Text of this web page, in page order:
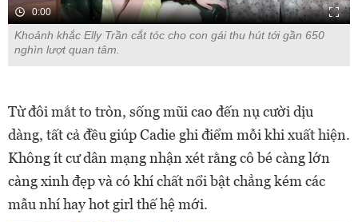
0:00
Khoảnh khắc Elly Trần cắt tóc cho con gái thu hút tới gần 650
nghìn lượt quan tâm.
Từ đôi mắt to tròn, sống mũi cao đến nụ cười dịu
dàng, tất cả đều giúp Cadie ghi điểm mỗi khi xuất hiện.
Không ít cư dân mạng nhận xét rằng cô bé càng lớn
càng xinh đẹp và có khí chất nổi bật chẳng kém các
mẫu nhí hay hot girl thế hệ mới.